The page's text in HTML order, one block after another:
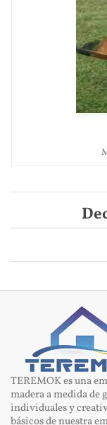
TEREMOK es una
madera a medida de
individuales y
básicos de nuestra